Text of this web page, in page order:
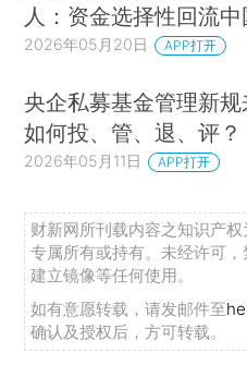
人：资金选择性回流中
2026年05月20日 APP打开
央企私募基金管理新规
如何投、管、退、评？
2026年05月11日 APP打开
财新网所刊载内容之知识产
专属所有或持有。未经许可
建立镜像等任何使用。
如有意愿转载，请发邮件至
确认及授权后，方可转载。